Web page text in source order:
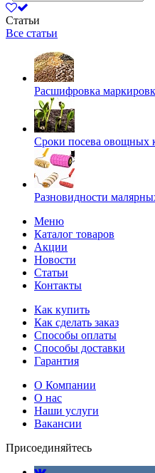
Статьи
Все статьи
Расшифровка
Сроки посева овощных
Разновидности
Меню
Каталог товаров
Акции
Новости
Статьи
Контакты
Как купить
Как сделать заказ
Способы оплаты
Способы доставки
Гарантия
О Компании
О нас
Наши услуги
Вакансии
Присоединяйтесь